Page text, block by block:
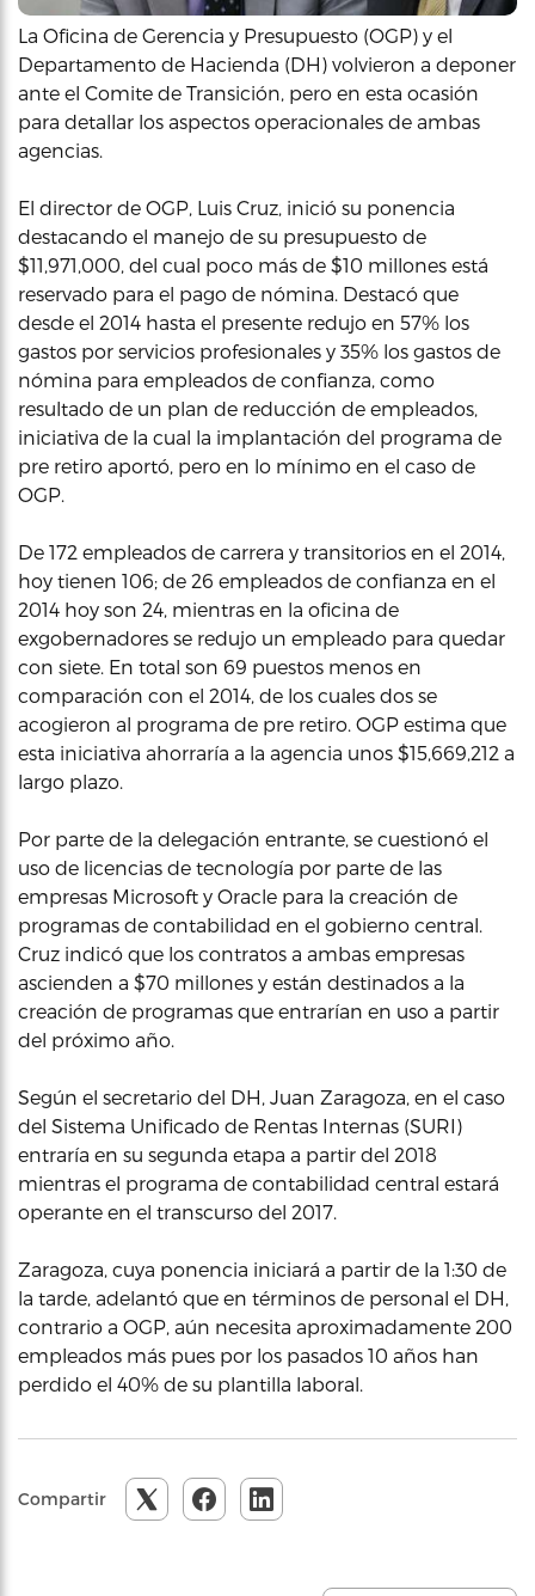
La Oficina de Gerencia y Presupuesto (OGP) y el
Departamento de Hacienda (DH) volvieron a deponer
ante el Comite de Transición, pero en esta ocasión
para detallar los aspectos operacionales de ambas
agencias.
El director de OGP, Luis Cruz, inició su ponencia
destacando el manejo de su presupuesto de
$11,971,000, del cual poco más de $10 millones está
reservado para el pago de nómina. Destacó que
desde el 2014 hasta el presente redujo en 57% los
gastos por servicios profesionales y 35% los gastos de
nómina para empleados de confianza, como
resultado de un plan de reducción de empleados,
iniciativa de la cual la implantación del programa de
pre retiro aportó, pero en lo mínimo en el caso de
OGP.
De 172 empleados de carrera y transitorios en el 2014,
hoy tienen 106; de 26 empleados de confianza en el
2014 hoy son 24, mientras en la oficina de
exgobernadores se redujo un empleado para quedar
con siete. En total son 69 puestos menos en
comparación con el 2014, de los cuales dos se
acogieron al programa de pre retiro. OGP estima que
esta iniciativa ahorraría a la agencia unos $15,669,212 a
largo plazo.
Por parte de la delegación entrante, se cuestionó el
uso de licencias de tecnología por parte de las
empresas Microsoft y Oracle para la creación de
programas de contabilidad en el gobierno central.
Cruz indicó que los contratos a ambas empresas
ascienden a $70 millones y están destinados a la
creación de programas que entrarían en uso a partir
del próximo año.
Según el secretario del DH, Juan Zaragoza, en el caso
del Sistema Unificado de Rentas Internas (SURI)
entraría en su segunda etapa a partir del 2018
mientras el programa de contabilidad central estará
operante en el transcurso del 2017.
Zaragoza, cuya ponencia iniciará a partir de la 1:30 de
la tarde, adelantó que en términos de personal el DH,
contrario a OGP, aún necesita aproximadamente 200
empleados más pues por los pasados 10 años han
perdido el 40% de su plantilla laboral.
Compartir